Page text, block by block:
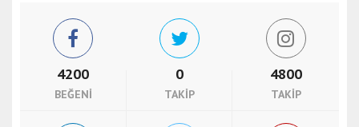
4200
BEĞENI
0
TAKIP
4800
TAKIP